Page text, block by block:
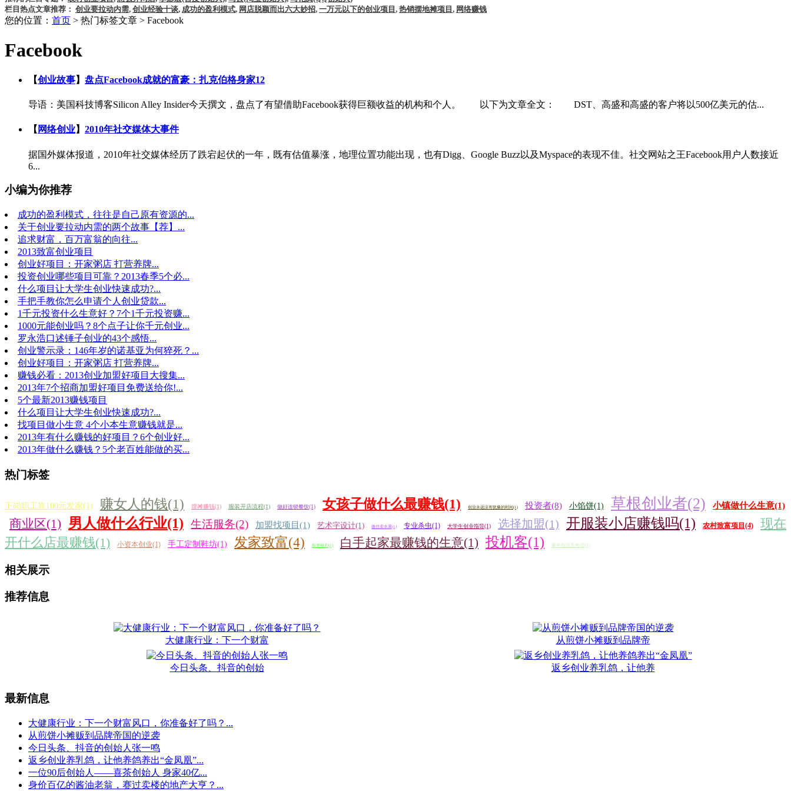
栏目热点文章推荐： 创业要拉动内需, 创业经验十谈, 成功的盈利模式, 网店脱颖而出六大妙招, 一万元以下的创业项目 , 热销摆地摊项目 , 网络赚钱
您的位置： 首页 > 热门标签文章 > Facebook
Facebook
【创业故事】 盘点Facebook成就的富豪：扎克伯格身家12
导语：美国科技博客Silicon Alley Insider今天撰文，盘点了有望借助Facebook获得巨额收益的机构和个人。 以下为文章全文： DST、高盛和高盛的客户将以500亿美元的估...
【 网络创业】 2010年社交媒体大事件
据国外媒体报道，2010年社交媒体经历了跌宕起伏的一年，既有估值暴涨，地理位置功能出现，也有Digg、Google Buzz以及Myspace的表现不佳。社交网站之王Facebook用户人数接近
6...
小编为你推荐
成功的盈利模式，往往是自己原有资源的...
关于创业要拉动内需的两个故事【荐】...
追求财富，百万富翁的向往...
2013致富创业项目
创业好项目：开家粥店 打营养牌...
投资创业哪些项目可靠？2013春季5个必...
什么项目让大学生创业快速成功?...
手把手教你怎么申请个人创业贷款...
1千元投资什么生意好？7个1千元投资赚...
1000元能创业吗？8个点子让你千元创业...
罗永浩口述锤子创业的43个感悟...
创业警示录：146年岁的诺基亚为何猝死？...
创业好项目：开家粥店 打营养牌...
赚钱必看：2013创业加盟好项目大搜集...
2013年7个招商加盟好项目免费送给你!...
5个最新2013赚钱项目
什么项目让大学生创业快速成功?...
找项目做小生意 4个小本生意赚钱就是...
2013年有什么赚钱的好项目？6个创业好...
2013年做什么赚钱？5个老百姓能做的买...
热门标签
下岗职工靠100元发家(1) 赚女人的钱(1) 摆摊赚钱(1) 服装开店流程(1) 做好连锁餐饮(1) 女孩子做什么最赚钱(1) 创业永远没有犹豫的时间(1) 投资者(8) 小馅饼(1) 草根创业者(2) 小镇做什么生意(1)
商业区(1) 男人做什么行业(1) 生活服务(2) 加盟找项目(1) 艺术字设计(1) 微信卖水果(1) 专业杀虫(1) 大学生创业指导(1) 选择加盟(1) 开服装小店赚钱吗(1) 农村致富项目(4)
现在
开什么店最赚钱(1)
小资本创业(1) 手工定制鞋坊(1) 发家致富(4) 投资秘方(1) 白手起家最赚钱的生意(1) 投机客(1) 青年创业五句话(1)
相关展示
推荐信息
大健康行业：下一个财富 从煎饼小摊贩到品牌帝
今日头条、抖音的创始 返乡创业养乳鸽，让他养
最新信息
大健康行业：下一个财富风口，你准备好了吗？...
从煎饼小摊贩到品牌帝国的逆袭
今日头条、抖音的创始人张一鸣
返乡创业养乳鸽，让他养鸽养出“金凤凰”...
一位90后创始人——喜茶创始人 身家40亿...
身价百亿的酱油老翁，赛过卖楼的地产大亨？...